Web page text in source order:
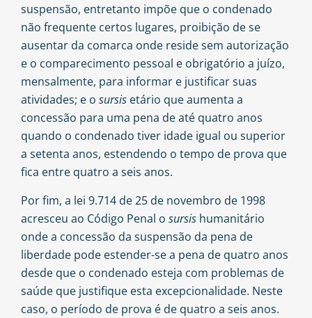
suspensão, entretanto impõe que o condenado
não frequente certos lugares, proibição de se
ausentar da comarca onde reside sem autorização
e o comparecimento pessoal e obrigatório a juízo,
mensalmente, para informar e justificar suas
atividades; e o sursis etário que aumenta a
concessão para uma pena de até quatro anos
quando o condenado tiver idade igual ou superior
a setenta anos, estendendo o tempo de prova que
fica entre quatro a seis anos.
Por fim, a lei 9.714 de 25 de novembro de 1998
acresceu ao Código Penal o sursis humanitário
onde a concessão da suspensão da pena de
liberdade pode estender-se a pena de quatro anos
desde que o condenado esteja com problemas de
saúde que justifique esta excepcionalidade. Neste
caso, o período de prova é de quatro a seis anos.